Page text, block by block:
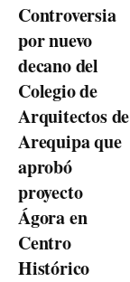
Controversia
por nuevo
decano del
Colegio de
Arquitectos de
Arequipa que
aprobó
proyecto
Ágora en
Centro
Histórico